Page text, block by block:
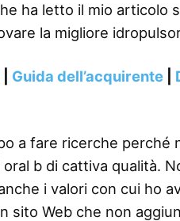
ha letto il mio articolo
la migliore
Guida dell’acquirente
a fare ricerche perché
b di cattiva qualità.
i valori con cui ho
sito Web che non